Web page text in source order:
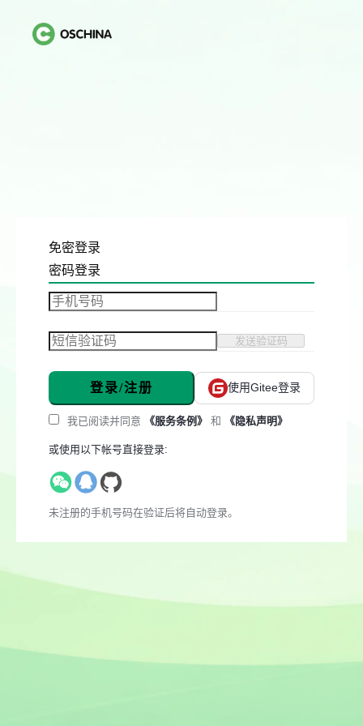
免密登录
密码登录
发送验证码
登录/注册 使用Gitee登录
我已阅读并同意 《服务条例》 和 《隐私声明》
或使用以下帐号直接登录:
未注册的手机号码在验证后将自动登录。